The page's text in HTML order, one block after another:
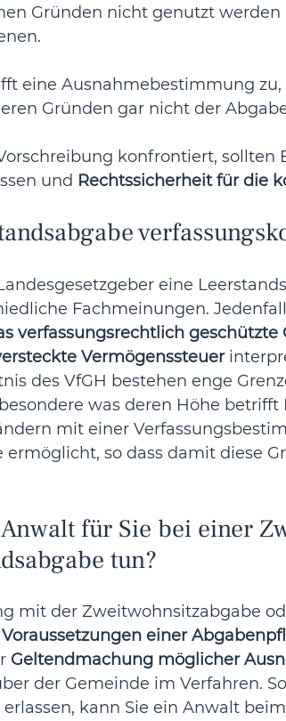
Gründen nicht genutzt werden
eine Ausnahmebestimmung
Gründen gar nicht der
konfrontiert, sollten
und Rechtssicherheit für die
eine
Fachmeinungen.
verfassungsrechtlich
Vermögenssteuer
des VfGH bestehen enge
was deren Höhe
mit einer
ermöglicht, so dass damit diese
für Sie bei einer
tun?
mit der Zweitwohnsitzabgabe
Voraussetzungen einer
Geltendmachung möglicher
der Gemeinde im Verfahren.
kann Sie ein Anwalt